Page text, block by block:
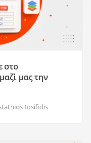
στο
μας την
Iosifidis